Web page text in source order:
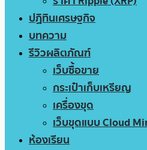
ปฏิทินเศรษฐกิจ
บทความ
รีวิวผลิตภัณฑ์
เว็บซื้อขาย
กระเป๋าเก็บเหรียญ
เครื่องขุด
เว็บขุดแบบ Cloud
ห้องเรียน